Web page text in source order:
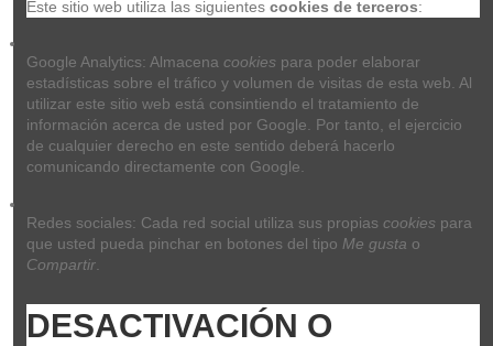
Este sitio web utiliza las siguientes cookies de terceros:
Google Analytics: Almacena cookies para poder elaborar
estadísticas sobre el tráfico y volumen de visitas de esta web. Al
utilizar este sitio web está consintiendo el tratamiento de
información acerca de usted por Google. Por tanto, el ejercicio
de cualquier derecho en este sentido deberá hacerlo
comunicando directamente con Google.
Redes sociales: Cada red social utiliza sus propias cookies para
que usted pueda pinchar en botones del tipo Me gusta
Compartir
DESACTIVACIÓN O